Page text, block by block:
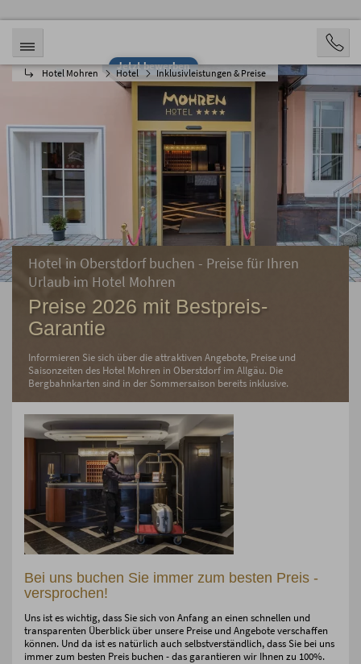
Jetzt bewerben
Hotel Mohren Hotel Inklusivleistungen & Preise
Hotel in Oberstdorf buchen - Preise für Ihren
Urlaub im Hotel Mohren
Preise 2026 mit Bestpreis-
Garantie
Informieren Sie sich über die attraktiven Angebote, Preise und
Saisonzeiten des Hotel Mohren in Oberstdorf im Allgäu. Die
Bergbahnkarten sind in der Sommersaison bereits inklusive.
Bei uns buchen Sie immer zum besten Preis -
versprochen!
Uns ist es wichtig, dass Sie sich von Anfang an einen schnellen und
transparenten Überblick über unsere Preise und Angebote verschaffen
können. Und da ist es natürlich auch selbstverständlich, dass Sie bei uns
immer zum besten Preis buchen - das garantieren wir Ihnen zu 100%.